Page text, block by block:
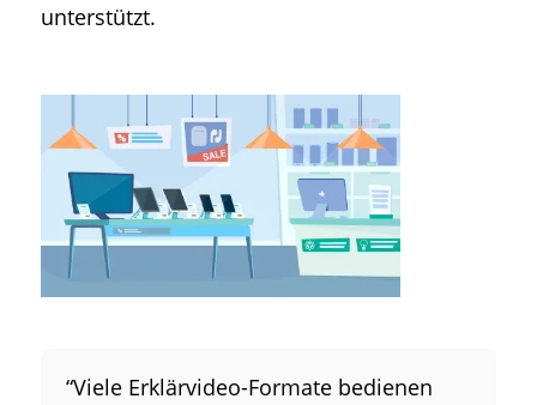
unterstützt.
“Viele Erklärvideo-Formate bedienen